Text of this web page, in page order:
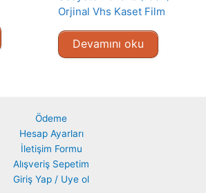
Orjinal Vhs Kaset Film
Devamını oku
Ödeme
Hesap Ayarları
İletişim Formu
Alışveriş Sepetim
Giriş Yap / Uye ol